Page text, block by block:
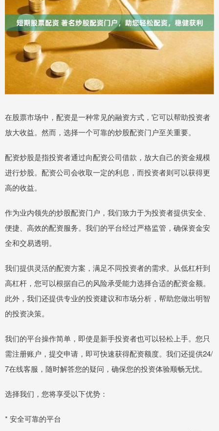
在股票市场中，配资是一种常见的融资方式，它可以帮助投资者
放大收益。然而，选择一个可靠的炒股配资门户至关重要。
配资炒股是指投资者通过向配资公司借款，放大自己的资金规模
进行炒股。配资公司会收取一定的利息，而投资者则可以获得更
高的收益。
作为业内领先的炒股配资门户，我们致力于为投资者提供安全、
便捷、高效的配资服务。我们的平台经过严格监管，确保资金安
全和交易透明。
我们提供灵活的配资方案，满足不同投资者的需求。从低杠杆到
高杠杆，您可以根据自己的风险承受能力选择合适的配资金额。
此外，我们还提供专业的投资建议和市场分析，帮助您做出明智
的投资决策。
我们的平台操作简单，即使是新手投资者也可以轻松上手。您只
需注册账户，提交申请，即可快速获得配资额度。我们还提供24/
7在线客服，随时解答您的疑问，确保您的投资体验顺畅无忧。
选择我们，您将享受以下优势：
* 安全可靠的平台